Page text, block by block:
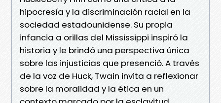
hipocresía y la discriminación racial en la
sociedad estadounidense. Su propia
infancia a orillas del Mississippi inspiró la
historia y le brindó una perspectiva única
sobre las injusticias que presenció. A través
de la voz de Huck, Twain invita a reflexionar
sobre la moralidad y la ética en un